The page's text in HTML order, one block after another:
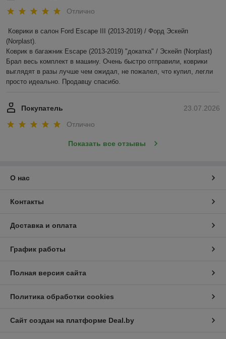
Отлично
Коврики в салон Ford Escape III (2013-2019) / Форд Эскейп
(Norplast).
Коврик в багажник Escape (2013-2019) "докатка" / Эскейп (Norplast)
Брал весь комплект в машину. Очень быстро отправили, коврики
выглядят в разы лучше чем ожидал, не пожалел, что купил, легли
просто идеально. Продавцу спасибо.
23.07.2026
Покупатель
Отлично
Показать все отзывы
О нас
Контакты
Доставка и оплата
График работы
Полная версия сайта
Политика обработки cookies
Сайт создан на платформе Deal.by